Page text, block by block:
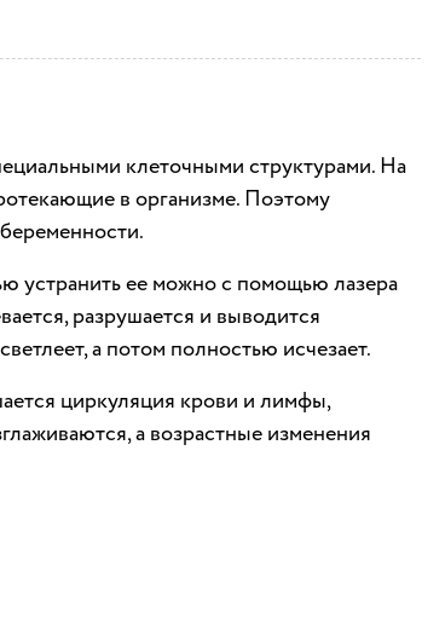
клеточными структурами. На
в организме. Поэтому
устранить ее можно с помощью лазера
разрушается и выводится
а потом полностью исчезает.
циркуляция крови и лимфы,
а возрастные изменения